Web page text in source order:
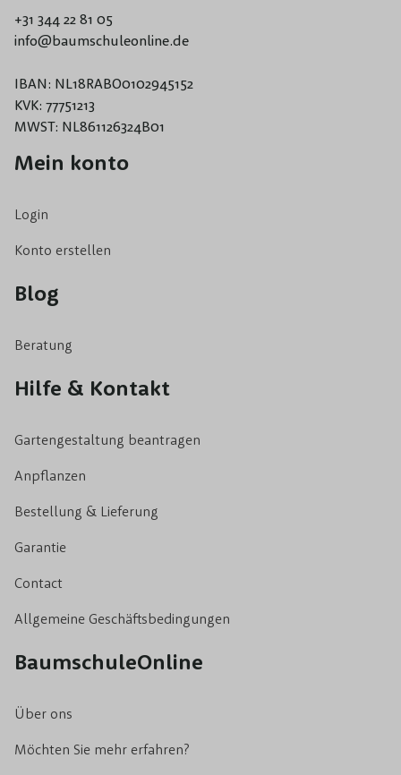
Metallpfosten, den Quickhedge-Pfosten und diverses
Zubehör zur Befestigung. Haben Sie vor, einen oder
mehrere schöne Bäume in Ihrem Garten zu pflanzen? Dann
wählen Sie unbedingt die Baumpfähle aus unserem
Sortiment.
+31 344 22 81 05
info@baumschuleonline.de
IBAN: NL18RABO0102945152
KVK: 77751213
MWST: NL861126324B01
Mein konto
Login
Konto erstellen
Blog
Beratung
Hilfe & Kontakt
Gartengestaltung beantragen
Anpflanzen
Bestellung & Lieferung
Garantie
Contact
Allgemeine Geschäftsbedingungen
BaumschuleOnline
Über ons
Möchten Sie mehr erfahren?